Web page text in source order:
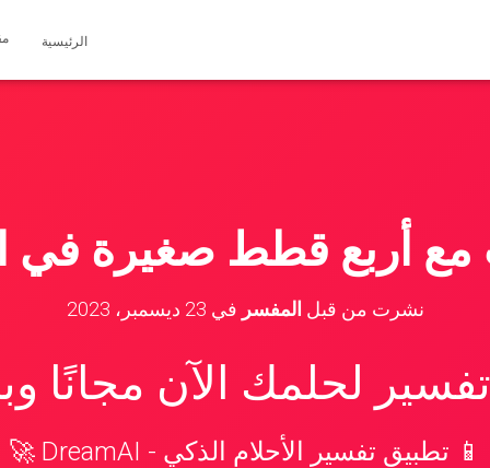
الرئيسية
مع أربع قطط صغيرة في
نشرت من قبل المفسر في 23 ديسمبر، 2023
لحلمك الآن مجانًا
📱 تطبيق تفسير الأحلام الذكي - DreamAI 🚀